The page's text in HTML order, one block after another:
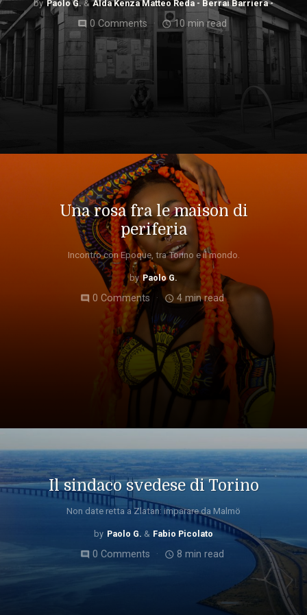
Paolo G. Alda Kenza Matteo Reda - Berrai Barriera -
comment 0 Comments access_time10 min read
Una rosa fra le maison di
periferia
Incontro con Epoque, tra Torino e il mondo.
Paolo G.
comment 0 Comments access_time 4 min read
Il sindaco svedese di Torino
Non date retta a Zlatan: imparare da Malmö
Paolo G. Fabio Picolato
comment0 Comments access_time 8 min read